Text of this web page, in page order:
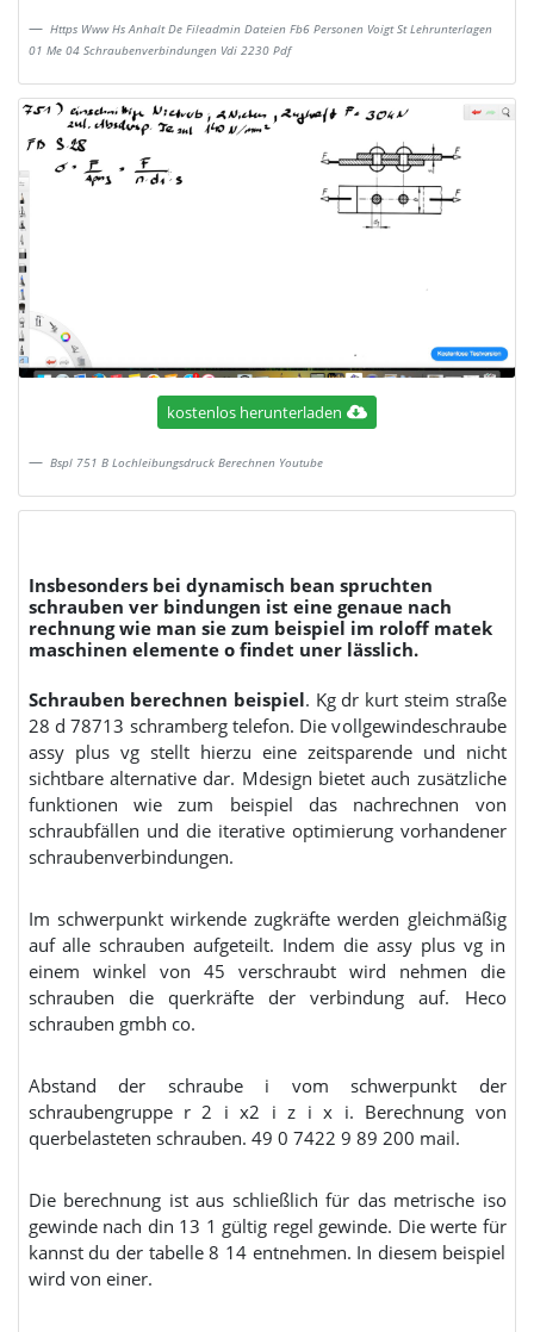
Https Www Hs Anhalt De Fileadmin Dateien Fb6 Personen Voigt St Lehrunterlagen
01 Me 04 Schraubenverbindungen Vdi 2230 Pdf
kostenlos herunterladen
Bspl 751 B Lochleibungsdruck Berechnen Youtube
Insbesonders bei dynamisch bean spruchten
schrauben ver bindungen ist eine genaue nach
rechnung wie man sie zum beispiel im roloff matek
maschinen elemente o findet uner lässlich.
Schrauben berechnen beispiel. Kg dr kurt steim straße
28 d 78713 schramberg telefon. Die vollgewindeschraube
assy plus vg stellt hierzu eine zeitsparende und nicht
sichtbare alternative dar. Mdesign bietet auch zusätzliche
funktionen wie zum beispiel das nachrechnen von
schraubfällen und die iterative optimierung vorhandener
schraubenverbindungen.
Im schwerpunkt wirkende zugkräfte werden gleichmäßig
auf alle schrauben aufgeteilt. Indem die assy plus vg in
einem winkel von 45 verschraubt wird nehmen die
schrauben die querkräfte der verbindung auf. Heco
schrauben gmbh co.
Abstand der schraube i vom schwerpunkt der
schraubengruppe r 2 i x2 i z i x i. Berechnung von
querbelasteten schrauben. 49 0 7422 9 89 200 mail.
Die berechnung ist aus schließlich für das metrische iso
gewinde nach din 13 1 gültig regel gewinde. Die werte für
kannst du der tabelle 8 14 entnehmen. In diesem beispiel
wird von einer.